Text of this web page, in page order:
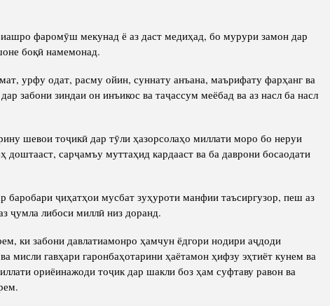
фаромӯш мекунад ё аз даст медиҳад, бо мурури замон дар
боқӣ намемонад.
урфу одат, расму ойин, суннату анъана, маърифату фарҳанг ва
забони зиндаи он инъикос ва таҷассум меёбад ва аз насл ба насл
шевои тоҷикӣ дар тӯли ҳазорсолаҳо миллати моро бо неруи
доштааст, сарҷамъу муттаҳид кардааст ва ба даврони босаодати
баробари ҷиҳатҳои мусбат зуҳуроти манфии таъсиргузор, пеш аз
ҷумла либоси миллӣ низ доранд.
ки забони давлатиамонро ҳамчун ёдгори нодири аҷдоди
мисли гавҳари гаронбаҳотарини ҳаётамон ҳифзу эҳтиёт кунем ва
ориёинажоди тоҷик дар шакли боз ҳам суфтаву равон ва